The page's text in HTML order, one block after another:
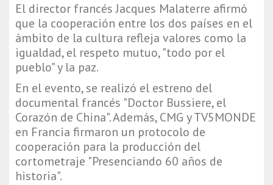
El director francés Jacques Malaterre afirmó
que la cooperación entre los dos países en el
ámbito de la cultura refleja valores como la
igualdad, el respeto mutuo, "todo por el
pueblo" y la paz.
En el evento, se realizó el estreno del
documental francés "Doctor Bussiere, el
Corazón de China". Además, CMG y TV5MONDE
en Francia firmaron un protocolo de
cooperación para la producción del
cortometraje "Presenciando 60 años de
historia".